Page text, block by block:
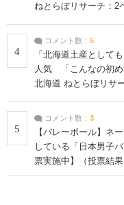
ねとらぼリサーチ：2
4
コメント数： 5
「北海道土産として
人気 「こんなの初め
北海道 ねとらぼリサ
5
コメント数： 3
【バレーボール】ネ
している「日本男子
票実施中】（投票結